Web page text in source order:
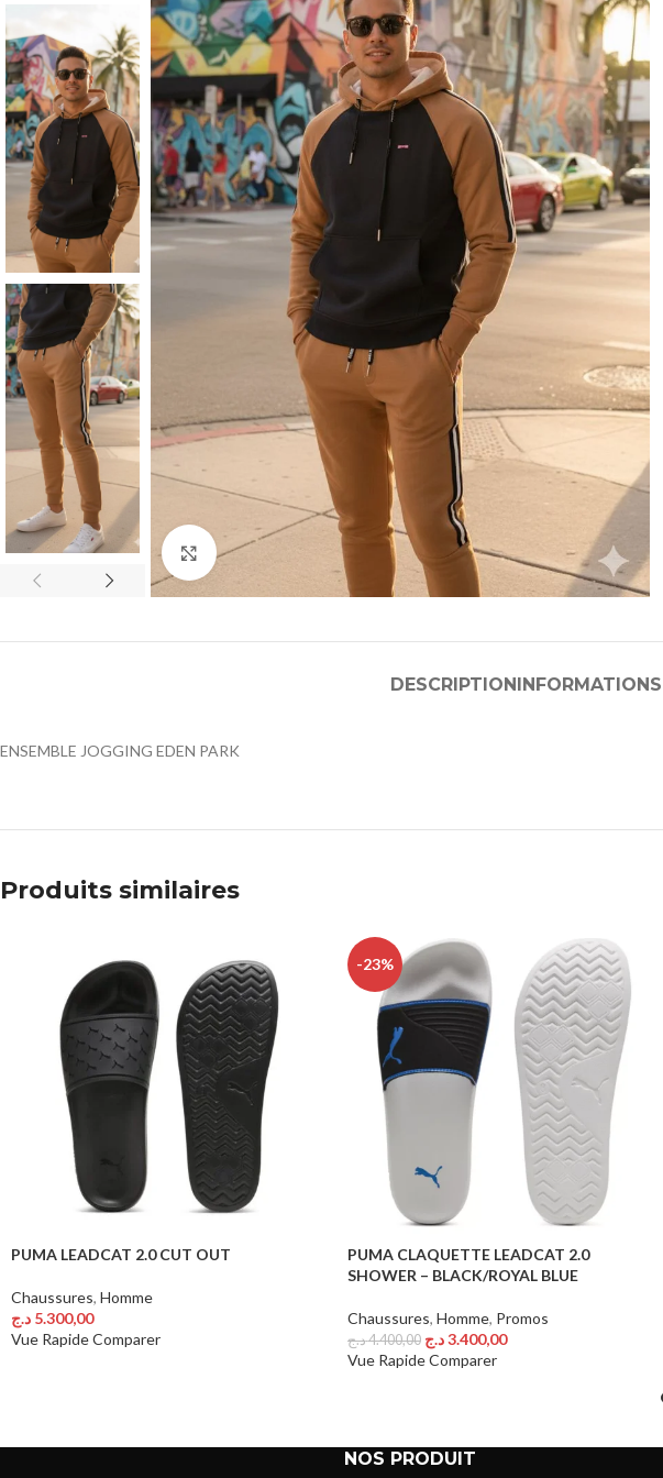
Click to enlarge
DESCRIPTION
ENSEMBLE JOGGING EDEN PARK
Produits similaires
PUMA LEADCAT 2.0 CUT OUT
Chaussures, Homme
5.300,00 د.ج
Choix Des Options
Vue RapideComparer
-23%
PUMA CLAQUETTE LEADCAT 2.0
SHOWER – BLACK/ROYAL BLUE
Chaussures, Homme, Promos
4.400,00د.ج 3.400,00 د.ج
Choix Des Options
Vue Rapide Comparer
NOS PRODUIT